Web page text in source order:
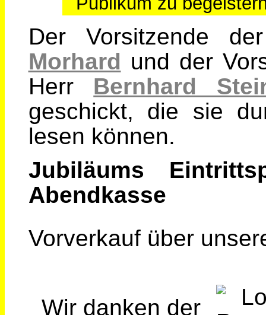
Der Vorsitzende
Morhard und der
Herr Bernhard
geschickt, die sie
lesen können.
Jubiläums
Abendkasse
Vorverkauf über
Wir danken der